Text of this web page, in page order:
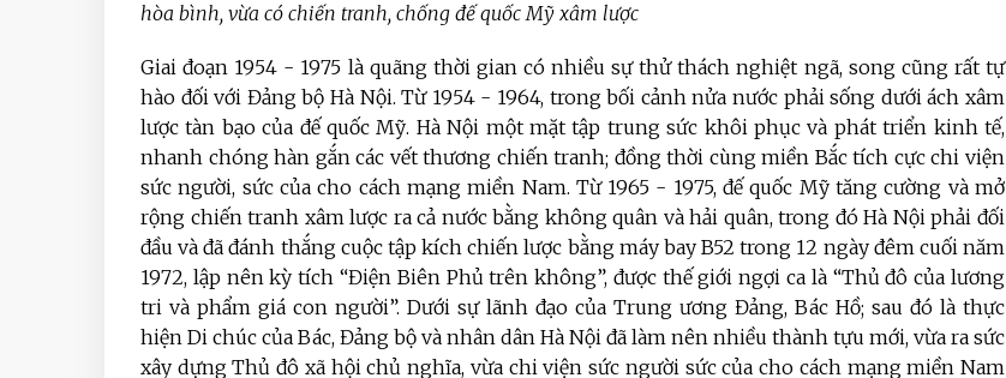
hòa bình, vừa có chiến tranh, chống đế quốc Mỹ xâm lược
Giai đoạn 1954 - 1975 là quãng thời gian có nhiều sự thử thách nghiệt ngã, song cũng rất tự
hào đối với Đảng bộ Hà Nội. Từ 1954 - 1964, trong bối cảnh nửa nước phải sống dưới ách xâm
lược tàn bạo của đế quốc Mỹ. Hà Nội một mặt tập trung sức khôi phục và phát triển kinh tế,
nhanh chóng hàn gắn các vết thương chiến tranh; đồng thời cùng miền Bắc tích cực chi viện
sức người, sức của cho cách mạng miền Nam. Từ 1965 - 1975, đế quốc Mỹ tăng cường và mở
rộng chiến tranh xâm lược ra cả nước bằng không quân và hải quân, trong đó Hà Nội phải đối
đầu và đã đánh thắng cuộc tập kích chiến lược bằng máy bay B52 trong 12 ngày đêm cuối năm
1972, lập nên kỳ tích “Điện Biên Phủ trên không”, được thế giới ngợi ca là “Thủ đô của lương
tri và phẩm giá con người”. Dưới sự lãnh đạo của Trung ương Đảng, Bác Hồ; sau đó là thực
hiện Di chúc của Bác, Đảng bộ và nhân dân Hà Nội đã làm nên nhiều thành tựu mới, vừa ra sức
xây dựng Thủ đô xã hội chủ nghĩa, vừa chi viện sức người sức của cho cách mạng miền Nam